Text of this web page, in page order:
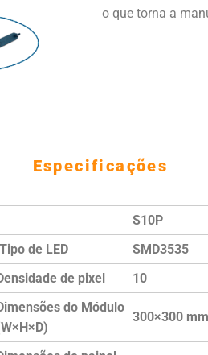
o que torna a
Especificações
S10P
Tipo de LED
SMD3535
de pixel
10
do Módulo
300×300 mm